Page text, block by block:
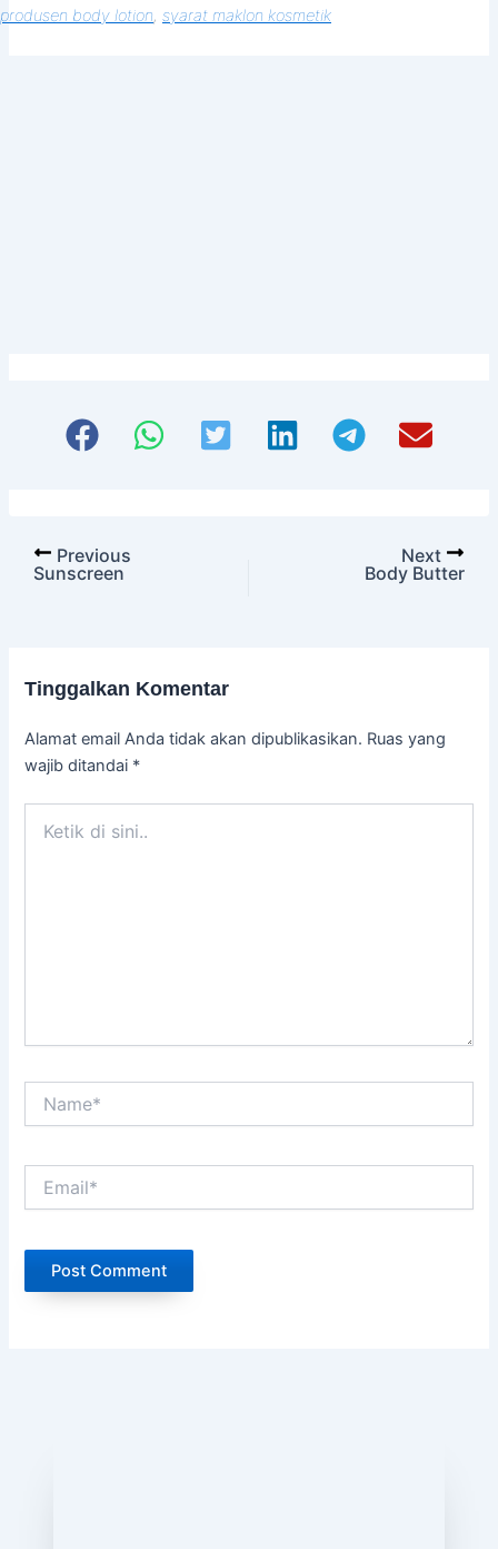
produsen body lotion, syarat maklon kosmetik
Previous
Sunscreen
Next
Body Butter
Tinggalkan Komentar
Alamat email Anda tidak akan dipublikasikan. Ruas yang
wajib ditandai *